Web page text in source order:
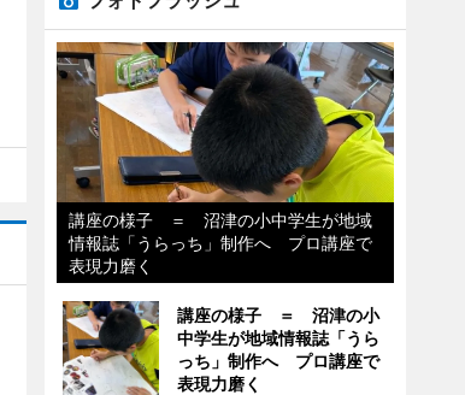
講座の様子 ＝ 沼津の小中学生が地域
情報誌「うらっち」制作へ プロ講座で
表現力磨く
講座の様子 ＝ 沼津の小
中学生が地域情報誌「うら
っち」制作へ プロ講座で
表現力磨く